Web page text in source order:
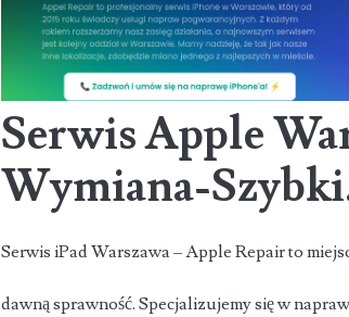
Serwis Apple
Wymiana-
Serwis iPad Warszawa – Apple Repair to
dawną sprawność. Specjalizujemy się w